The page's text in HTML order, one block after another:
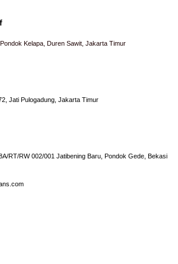
Kelapa, Duren Sawit, Jakarta Timur
Jati Pulogadung, Jakarta Timur
RT/RW 002/001 Jatibening Baru, Pondok Gede, Bekasi